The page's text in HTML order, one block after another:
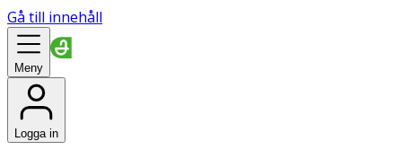
Gå till innehåll
Meny
Logga in